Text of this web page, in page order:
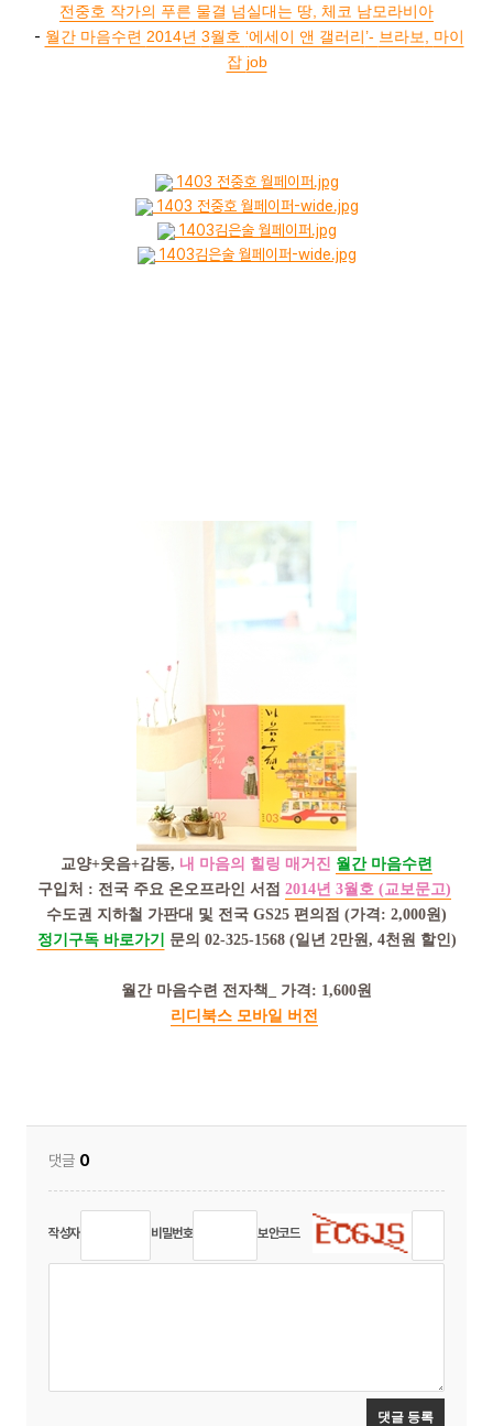
전중호 작가의 푸른 물결 넘실대는 땅 체코 남모라비아
- 월간 마음수련 2014년 3월호 ‘에세이 앤 갤러리’- 브라보
마이
잡 job
1403 전중호 월페이퍼.jpg
1403 전중호 월페이퍼-wide.jpg
1403김은술 월페이퍼.jpg
1403김은술 월페이퍼-wide.jpg
교양+웃음+감동, 내 마음의 힐링 매거진 월간 마음수련
구입처 : 전국 주요 온오프라인 서점 2014년 3월호 (교보문고)
수도권 지하철 가판대 및 전국 GS25 편의점 (가격 : 2,000원 )
정기구독 바로가기
문의 02-325-1568 (일년 2만원 , 4천원 할인 )
월간 마음수련 전자책 가격 : 1,600원
리디북스 모바일 버전
댓글 0
작성자 비밀번호 보안코드